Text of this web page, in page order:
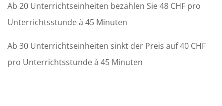
Ab 20 Unterrichtseinheiten bezahlen Sie 48 CHF pro
Unterrichtsstunde à 45 Minuten
Ab 30 Unterrichtseinheiten sinkt der Preis auf 40 CHF
pro Unterrichtsstunde à 45 Minuten